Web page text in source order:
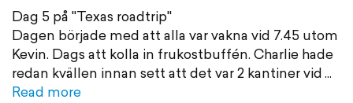
Dag 5 på "Texas roadtrip"
Dagen började med att alla var vakna vid 7.45 utom
Kevin. Dags att kolla in frukostbuffén. Charlie hade
redan kvällen innan sett att det var 2 kantiner vid
Read more